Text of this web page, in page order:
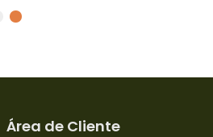
Área de Cliente